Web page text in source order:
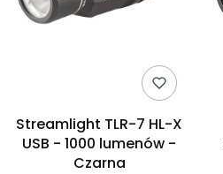
Streamlight TLR-7 HL-X
USB - 1000 lumenów -
Czarna